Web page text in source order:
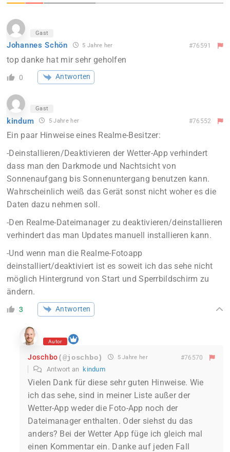
Gast
Johannes Schön 5 Jahre her #76591
top danke hat mir sehr geholfen
0 Antworten
Gast
kindum 5 Jahre her #76552
Ein paar Hinweise eines Realme-Besitzer:
-Deinstallieren/Deaktivieren der Wetter-App verhindert
dass man den Darkmode und Nachtsicht von
Sonnenaufgang bis Sonnenuntergang benutzen kann.
Wahrscheinlich weiß das Gerät sonst nicht woher es die
Daten dazu nehmen soll.
-Den Realme-Dateimanager zu deaktivieren/deinstallieren
verhindert das man Updates manuell installieren kann.
-Und wenn man die Realme-Fotoapp
deinstalliert/deaktiviert ist es soweit ich das sehe nicht
möglich Hintergrund von Start und Sperrbildschirm zu
ändern.
3 Antworten
Autor
Joschbo(@joschbo) 5 Jahre her #76570
Antwort an kindum
Vielen Dank für diese sehr guten Hinweise. Wie
ich das sehe, sind in meiner Liste außer der
Wetter-App weder die Foto-App noch der
Dateimanager enthalten. Oder siehst du das
anders? Bei der Wetter App füge ich gleich mal
einen Kommentar ein. Danke auf jeden Fall